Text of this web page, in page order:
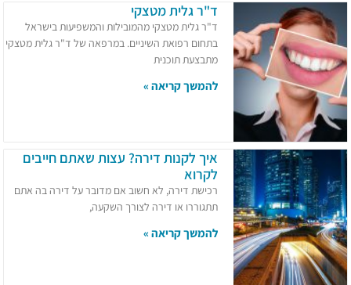
ד"ר גלית מטצקי
ד"ר גלית מטצקי מהמובילות והמשפיעות בישראל
בתחום רפואת השיניים. במרפאה של ד"ר גלית מטצקי
מתבצעת תוכנית
להמשך קריאה »
איך לקנות דירה? עצות שאתם חייבים
לקרוא
רכישת דירה, לא חשוב אם מדובר על דירה בה אתם
תתגוררו או דירה לצורך השקעה,
להמשך קריאה »